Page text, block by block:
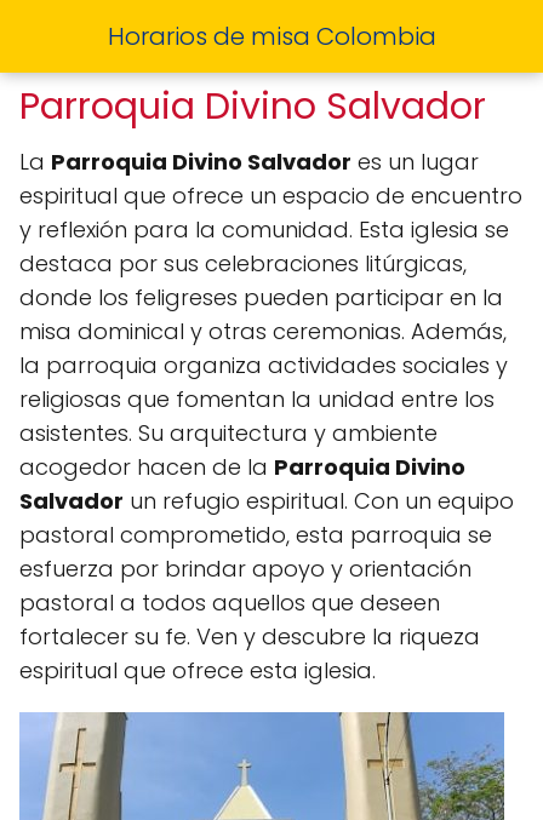
Horarios de misa Colombia
Parroquia Divino Salvador
La Parroquia Divino Salvador es un lugar
espiritual que ofrece un espacio de encuentro
y reflexión para la comunidad. Esta iglesia se
destaca por sus celebraciones litúrgicas,
donde los feligreses pueden participar en la
misa dominical y otras ceremonias. Además,
la parroquia organiza actividades sociales y
religiosas que fomentan la unidad entre los
asistentes. Su arquitectura y ambiente
acogedor hacen de la Parroquia Divino
Salvador un refugio espiritual. Con un equipo
pastoral comprometido, esta parroquia se
esfuerza por brindar apoyo y orientación
pastoral a todos aquellos que deseen
fortalecer su fe. Ven y descubre la riqueza
espiritual que ofrece esta iglesia.